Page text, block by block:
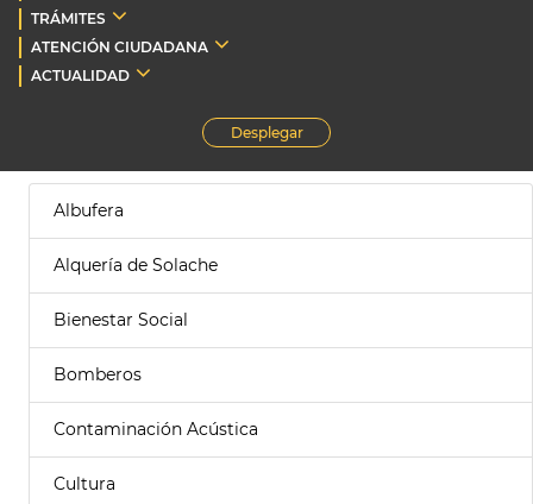
TRÁMITES
ATENCIÓN CIUDADANA
ACTUALIDAD
Desplegar
Albufera
Alquería de Solache
Bienestar Social
Bomberos
Contaminación Acústica
Cultura